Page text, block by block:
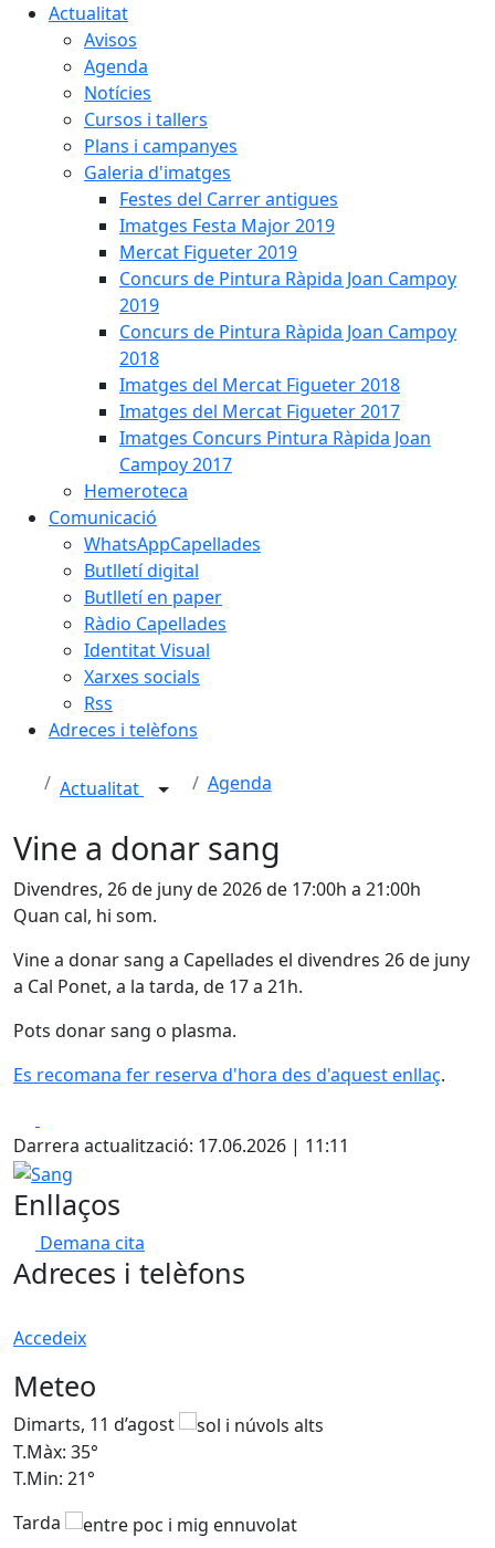
Actualitat
Avisos
Agenda
Notícies
Cursos i tallers
Plans i campanyes
Galeria d'imatges
Festes del Carrer antigues
Imatges Festa Major 2019
Mercat Figueter 2019
Concurs de Pintura Ràpida Joan Campoy
2019
Concurs de Pintura Ràpida Joan Campoy
2018
Imatges del Mercat Figueter 2018
Imatges del Mercat Figueter 2017
Imatges Concurs Pintura Ràpida Joan
Campoy 2017
Hemeroteca
Comunicació
WhatsAppCapellades
Butlletí digital
Butlletí en paper
Ràdio Capellades
Identitat Visual
Xarxes socials
Rss
Adreces i telèfons
Actualitat Agenda
Vine a donar sang
Divendres, 26 de juny de 2026 de 17:00h a 21:00h
Quan cal, hi som.
Vine a donar sang a Capellades el divendres 26 de juny
a Cal Ponet, a la tarda, de 17 a 21h.
Pots donar sang o plasma.
Es recomana fer reserva d'hora des d'aquest enllaç.
Darrera actualització: 17.06.2026 | 11:11
Sang
Enllaços
Demana cita
Adreces i telèfons
Accedeix
Meteo
Dimarts, 11 d’agost
T.Màx: 35°
T.Min: 21°
Tarda